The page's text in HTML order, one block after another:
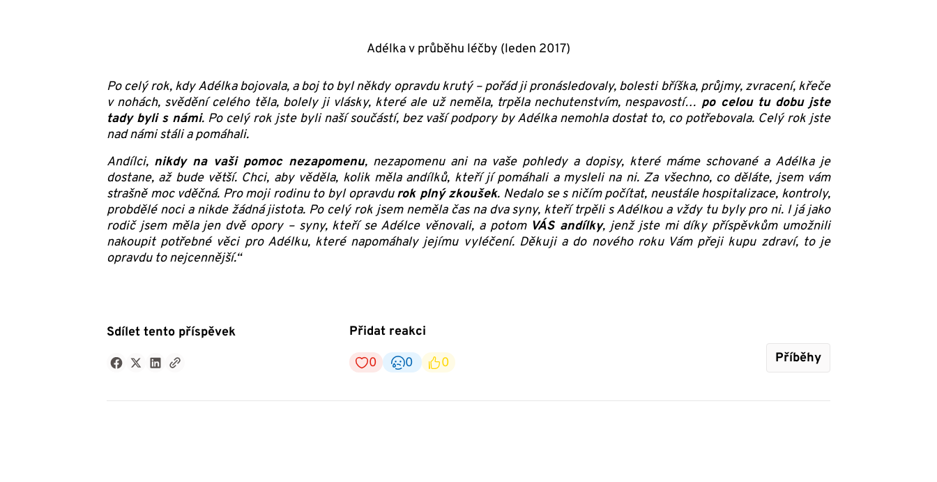
Adélka v průběhu léčby (leden 2017)
Po celý rok, kdy Adélka bojovala, a boj to byl někdy opravdu krutý – pořád ji pronásledovaly, bolesti bříška, průjmy, zvracení, křeče
v nohách, svědění celého těla, bolely ji vlásky, které ale už neměla, trpěla nechutenstvím, nespavostí… po celou tu dobu jste
tady byli s námi. Po celý rok jste byli naší součástí, bez vaší podpory by Adélka nemohla dostat to, co potřebovala. Celý rok jste
nad námi stáli a pomáhali.
Andílci, nikdy na vaši pomoc nezapomenu, nezapomenu ani na vaše pohledy a dopisy, které máme schované a Adélka je
dostane, až bude větší. Chci, aby věděla, kolik měla andílků, kteří jí pomáhali a mysleli na ni. Za všechno, co děláte, jsem vám
strašně moc vděčná. Pro moji rodinu to byl opravdurok plný zkoušek. Nedalo se s ničím počítat, neustále hospitalizace, kontroly,
probdělé noci a nikde žádná jistota. Po celý rok jsem neměla čas na dva syny, kteří trpěli s Adélkou a vždy tu byly pro ni. I já jako
rodič jsem měla jen dvě opory – syny, kteří se Adélce věnovali, a potom VÁS andílky, jenž jste mi díky příspěvkům umožnili
nakoupit potřebné věci pro Adélku, které napomáhaly jejímu vyléčení. Děkuji a do nového roku Vám přeji kupu zdraví, to je
opravdu to nejcennější.“
Sdílet tento příspěvek
Přidat reakci
0
0 0 Příběhy